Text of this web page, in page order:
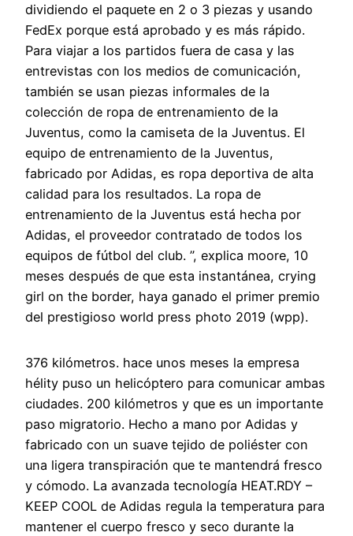
dividiendo el paquete en 2 o 3 piezas y usando
FedEx porque está aprobado y es más rápido.
Para viajar a los partidos fuera de casa y las
entrevistas con los medios de comunicación,
también se usan piezas informales de la
colección de ropa de entrenamiento de la
Juventus, como la camiseta de la Juventus. El
equipo de entrenamiento de la Juventus,
fabricado por Adidas, es ropa deportiva de alta
calidad para los resultados. La ropa de
entrenamiento de la Juventus está hecha por
Adidas, el proveedor contratado de todos los
equipos de fútbol del club. ”, explica moore, 10
meses después de que esta instantánea, crying
girl on the border, haya ganado el primer premio
del prestigioso world press photo 2019 (wpp).
376 kilómetros. hace unos meses la empresa
hélity puso un helicóptero para comunicar ambas
ciudades. 200 kilómetros y que es un importante
paso migratorio. Hecho a mano por Adidas y
fabricado con un suave tejido de poliéster con
una ligera transpiración que te mantendrá fresco
y cómodo. La avanzada tecnología HEAT.RDY –
KEEP COOL de Adidas regula la temperatura para
mantener el cuerpo fresco y seco durante la